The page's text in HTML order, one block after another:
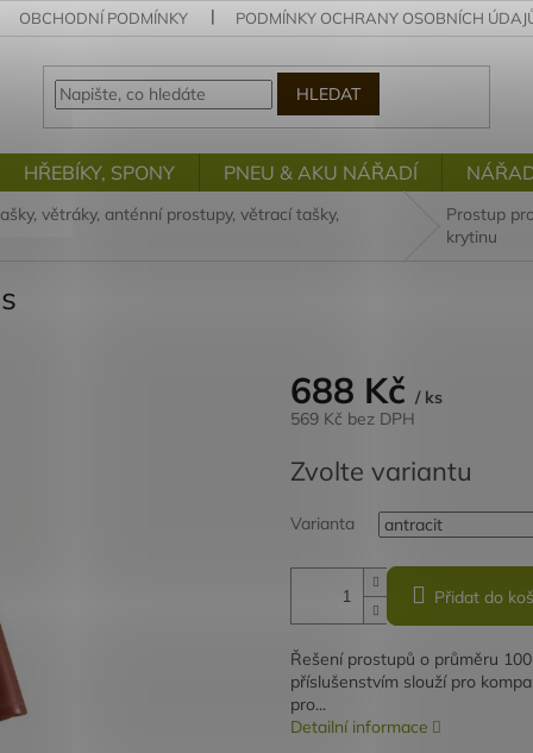
OBCHODNÍ PODMÍNKY PODMÍNKY OCHRANY OSOBNÍCH
HLEDAT
HŘEBÍKY, SPONY PNEU & AKU NÁŘADÍ
větráky, anténní prostupy, větrací tašky,
Prostup
krytinu
688 Kč / ks
569 Kč bez DPH
cena:
Zvolte variantu
Varianta
Přidat do
Řešení prostupů o průměru
příslušenstvím slouží pro
pro...
Detailní informace